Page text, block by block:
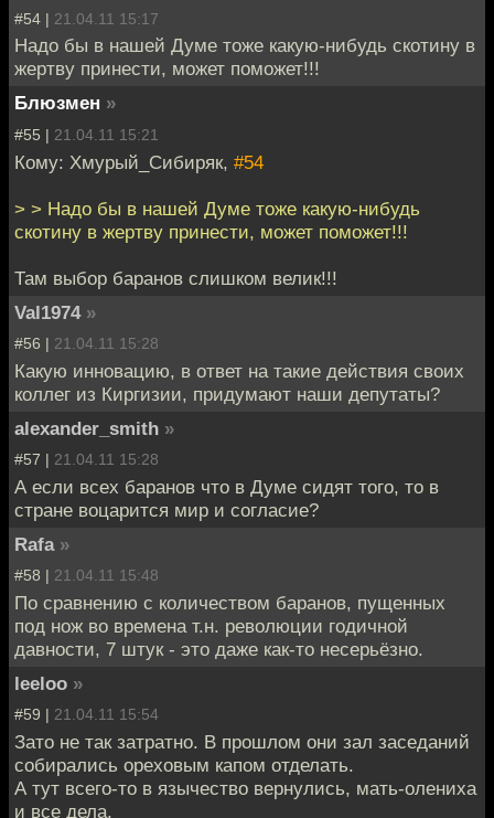
#54 | 21.04.11 15:17
Надо бы в нашей Думе тоже какую-нибудь скотину в
жертву принести, может поможет!!!
Блюзмен »
#55 | 21.04.11 15:21
Кому: Хмурый_Сибиряк, #54
> > Надо бы в нашей Думе тоже какую-нибудь
скотину в жертву принести, может поможет!!!
Там выбор баранов слишком велик!!!
Val1974 »
#56 | 21.04.11 15:28
Какую инновацию, в ответ на такие действия своих
коллег из Киргизии, придумают наши депутаты?
alexander_smith »
#57 | 21.04.11 15:28
А если всех баранов что в Думе сидят того, то в
стране воцарится мир и согласие?
Rafa »
#58 | 21.04.11 15:48
По сравнению с количеством баранов, пущенных
под нож во времена т.н. революции годичной
давности, 7 штук - это даже как-то несерьёзно.
leeloo »
#59 | 21.04.11 15:54
Зато не так затратно. В прошлом они зал заседаний
собирались ореховым капом отделать.
А тут всего-то в язычество вернулись, мать-олениха
и все дела.